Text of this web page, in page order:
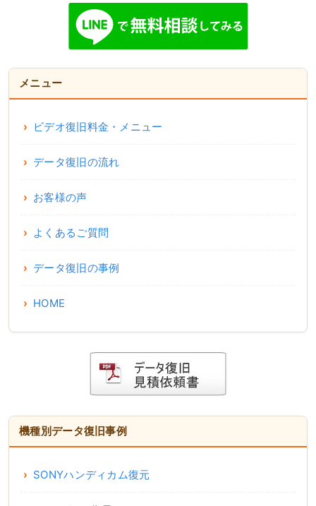
メニュー
ビデオ復旧料金・メニュー
データ復旧の流れ
お客様の声
よくあるご質問
データ復旧の事例
HOME
機種別データ復旧事例
SONYハンディカム復元